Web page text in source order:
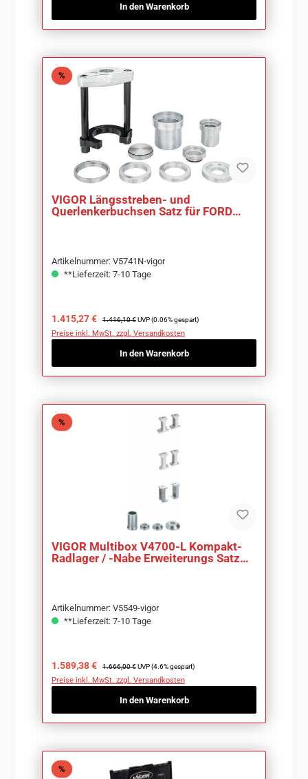
In den Warenkorb
%Rabatt
VIGOR Längsstreben- und
Querlenkerbuchsen Satz für FORD
Artikelnummer: V5741N-vigor
**Lieferzeit: 7-10 Tage
Verkaufspreis:
1.415,27 € Regulärer Preis:
1.416,10 € UVP (0.06% gespart)
Preise inkl. MwSt. zzgl. Versandkosten
In den Warenkorb
%Rabatt
VIGOR Multibox V4700-L Kompakt-
Radlager / -Nabe Erweiterungs Satz
Artikelnummer: V5549-vigor
**Lieferzeit: 7-10 Tage
Verkaufspreis:
1.589,38 € Regulärer Preis:
1.666,00 € UVP (4.6% gespart)
Preise inkl. MwSt. zzgl. Versandkosten
In den Warenkorb
%Rabatt